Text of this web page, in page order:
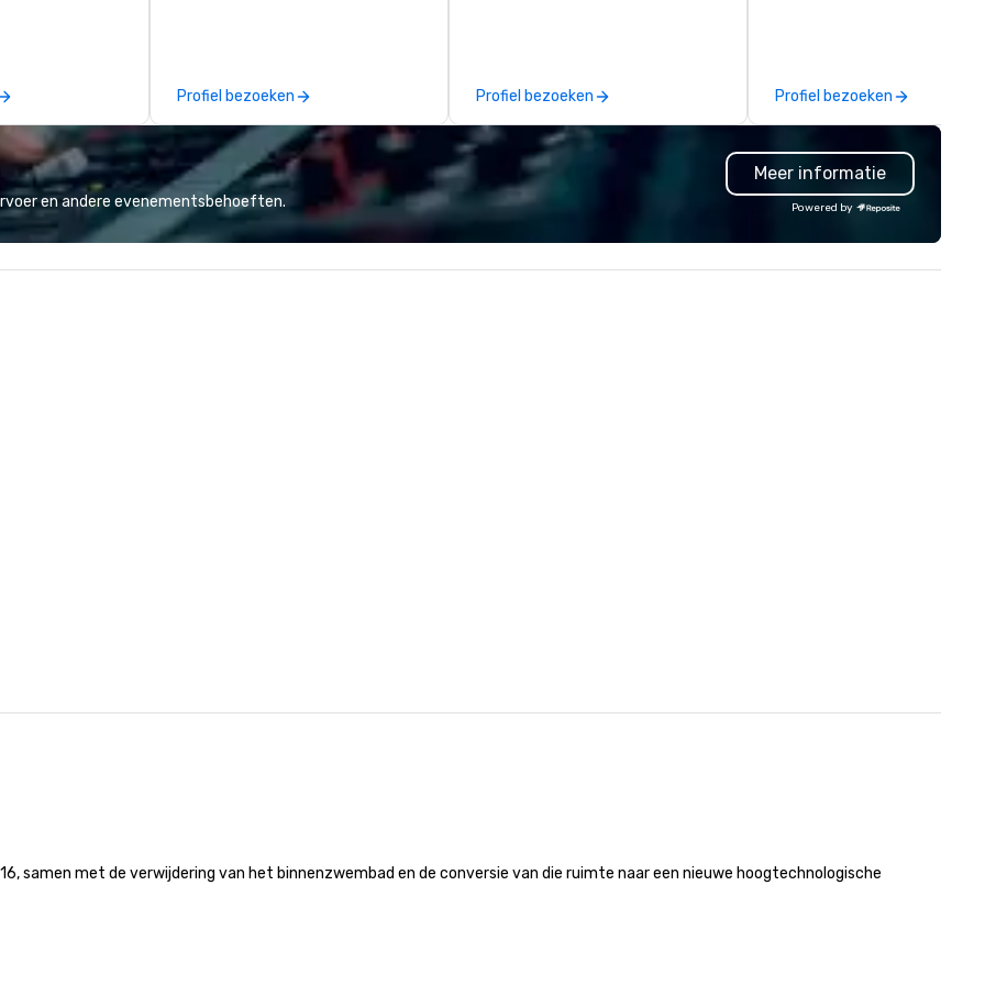
in Our
Profiel bezoeken
much of the restaurant industry
cut labor costs and offer foods
with additives to extend shelf
life, we’re doing the opposite. We
continually look for opportunities
We source pure ingredients in
order to cook, mix, and bake our
Profiel bezoeken
or large-volume gifting
experiences shipped
One recent holiday program
continues to be referenced
leadership and staff weeks
underscoring the lasting
and shareability of the
experience. Pour Paint Party
Profiel bezoeken
en andere evenementsbehoeften.
Meer informatie
Powered by
samen met de verwijdering van het binnenzwembad en de conversie van die ruimte naar een nieuwe hoogtechnologische